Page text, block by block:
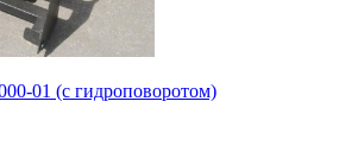
01 (с гидроповоротом)